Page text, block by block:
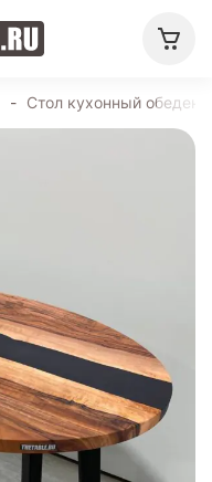
- Стол кухонный